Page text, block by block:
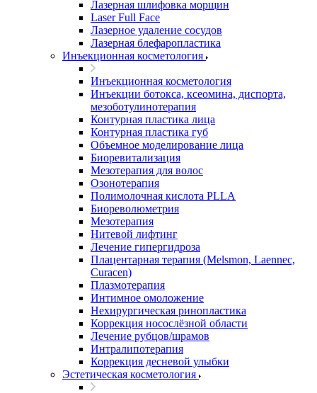
Лазерная шлифовка морщин
Laser Full Face
Лазерное удаление сосудов
Лазерная блефаропластика
Инъекционная косметология
Инъекционная косметология
Инъекции ботокса, ксеомина, диспорта,
мезоботулинотерапия
Контурная пластика лица
Контурная пластика губ
Объемное моделирование лица
Биоревитализация
Мезотерапия для волос
Озонотерапия
Полимолочная кислота PLLA
Биореволюметрия
Мезотерапия
Нитевой лифтинг
Лечение гипергидроза
Плацентарная терапия (Melsmon, Laennec,
Curacen)
Плазмотерапия
Интимное омоложение
Нехирургическая ринопластика
Коррекция носослёзной области
Лечение рубцов/шрамов
Интралипотерапия
Коррекция десневой улыбки
Эстетическая косметология